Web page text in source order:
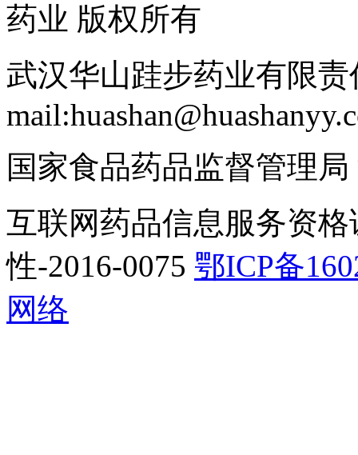
药业 版权所有
武汉华山跬步药业有限责
国家食品药品监督管理
互联网药品信息服务资
性-2016-0075 鄂ICP备
网络